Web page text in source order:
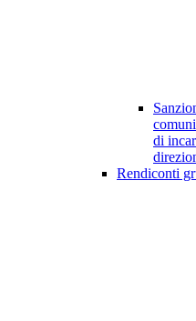
di
Rendiconti